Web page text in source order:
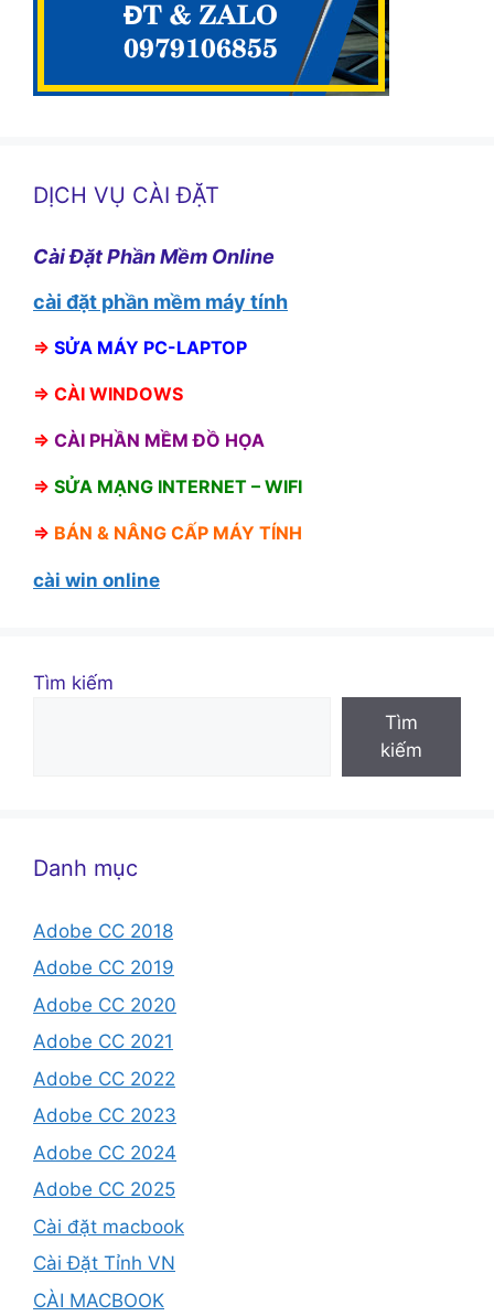
DỊCH VỤ CÀI ĐẶT
Cài Đặt Phần Mềm Online
cài đặt phần mềm máy tính
⇒ SỬA MÁY PC-LAPTOP
⇒ CÀI WINDOWS
⇒ CÀI PHẦN MỀM ĐỒ HỌA
⇒ SỬA MẠNG INTERNET – WIFI
⇒ BÁN & NÂNG CẤP MÁY TÍNH
cài win online
Tìm kiếm
Tìm
kiếm
Danh mục
Adobe CC 2018
Adobe CC 2019
Adobe CC 2020
Adobe CC 2021
Adobe CC 2022
Adobe CC 2023
Adobe CC 2024
Adobe CC 2025
Cài đặt macbook
Cài Đặt Tỉnh VN
CÀI MACBOOK